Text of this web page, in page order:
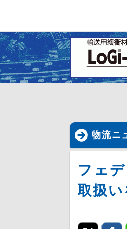
物流ニ
フェ
取扱い